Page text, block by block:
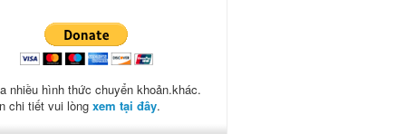
nhiều hình thức chuyển khoản.khác.
chi tiết vui lòng xem tại đây.